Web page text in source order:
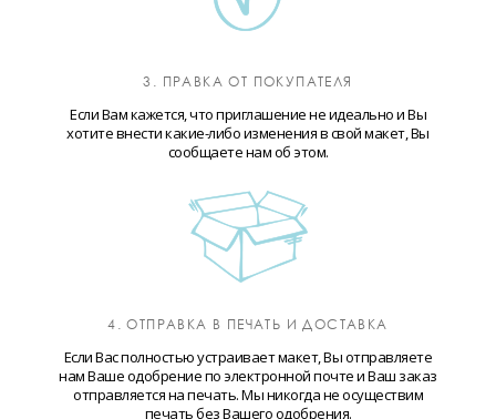
3. ПРАВКА ОТ ПОКУПАТЕЛЯ
Если Вам кажется, что приглашение не идеально и Вы
хотите внести какие-либо изменения в свой макет, Вы
сообщаете нам об этом.
4. ОТПРАВКА В ПЕЧАТЬ И ДОСТАВКА
Если Вас полностью устраивает макет, Вы отправляете
нам Ваше одобрение по электронной почте и Ваш заказ
отправляется на печать. Мы никогда не осуществим
печать без Вашего одобрения.